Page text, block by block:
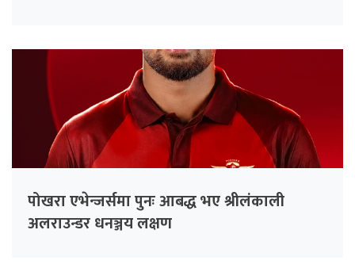
पोखरा एभेन्जर्समा पुनः आबद्ध भए श्रीलंकाली
अलराउन्डर धनञ्जय लक्षण